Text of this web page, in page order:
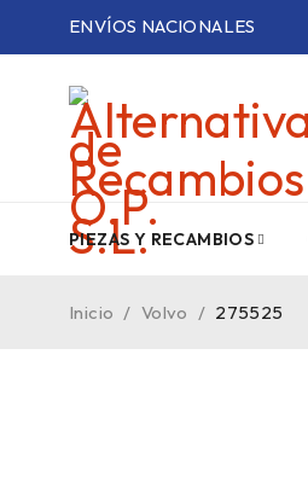
ENVÍOS NACIONALES
PIEZAS Y RECAMBIOS
Inicio / Volvo / 275525